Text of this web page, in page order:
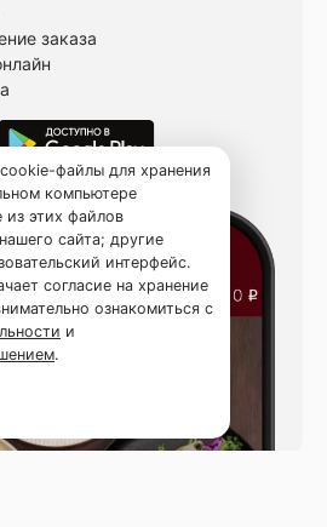
заказа
файлы для хранения
компьютере
из этих файлов
сайта; другие
интерфейс.
согласие на хранение
ознакомиться с
и
.